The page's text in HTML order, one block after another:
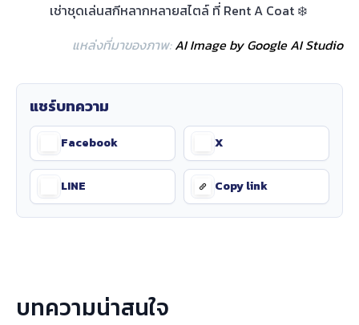
เช่าชุดเล่นสกีหลากหลายสไตล์ ที่ Rent A Coat ❄️
แหล่งที่มาของภาพ:AI Image by Google AI Studio
แชร์บทความ
Facebook X
LINE Copy link
บทความน่าสนใจ